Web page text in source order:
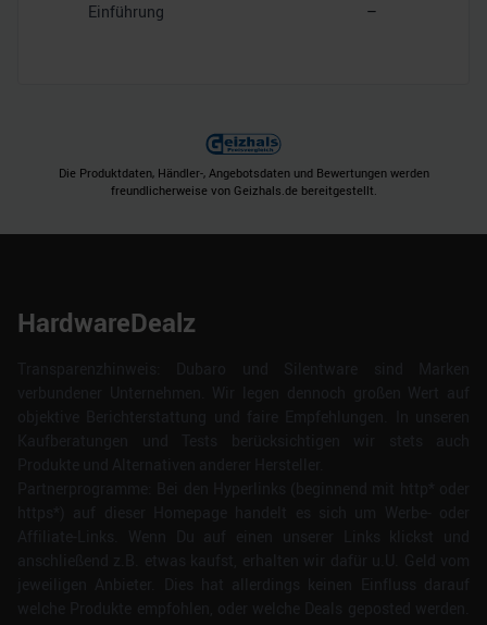
Einführung –
Die Produktdaten, Händler-, Angebotsdaten und Bewertungen werden
freundlicherweise von Geizhals.de bereitgestellt.
HardwareDealz